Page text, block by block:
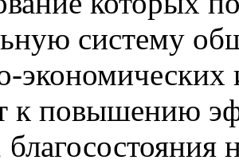
систему
к повышению
благосостояния